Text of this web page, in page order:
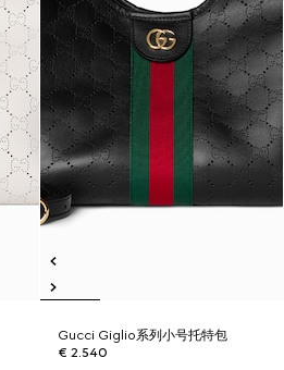
Gucci Giglio系列小号托特包
€ 2.540